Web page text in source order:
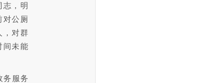
，明
对公厕
，对群
间未能
务服务